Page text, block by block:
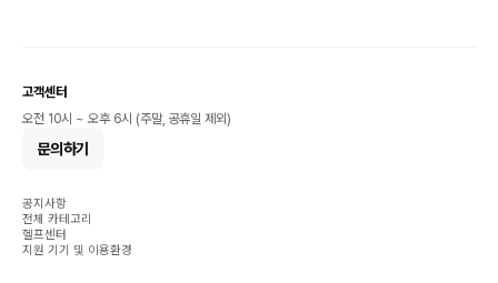
고객센터
오전 10시 ~ 오후 6시 (주말, 공휴일 제외)
문의하기
공지사항
전체 카테고리
헬프센터
지원 기기 및 이용환경